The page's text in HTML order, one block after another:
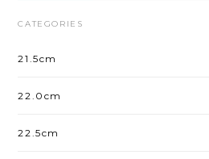
CATEGORIES
21.5cm
22.0cm
22.5cm